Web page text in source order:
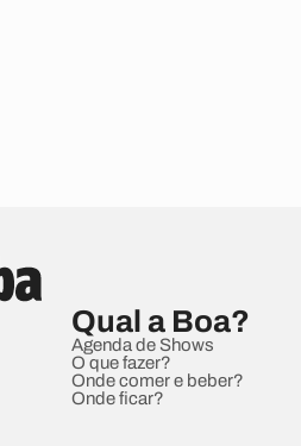
Qual a Boa?
Agenda de Shows
O que fazer?
Onde comer e beber?
Onde ficar?